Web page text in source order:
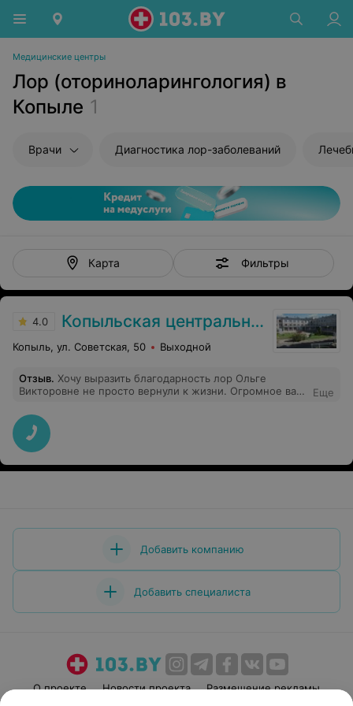
Медицинские центры
Лор (оториноларингология) в
Копыле 1
Врачи Диагностика лор-заболеваний
Карта Фильтры
4.0 Копыльская центральная районная больница
Копыль, ул. Советская, 50 Выходной
Отзыв. Хочу выразить благодарность лор Ольге
Викторовне не просто вернули к жизни. Огромное вам
врачу, искренне благодарен за ваше профессионализм
доброту сердце и большое мастерство. От всего
сердца желаю вам оставаться уважаемой человеком
лучшим врачом и замечательным человеком, счастья,
вы действительно врач от бога.
Еще
Добавить компанию
Добавить специалиста
О проекте Новости проекта
Размещение рекламы